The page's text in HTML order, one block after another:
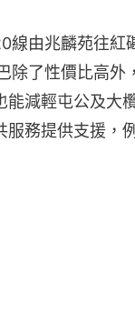
線由兆麟苑往紅
除了性價比高外
減輕屯公及大
務提供支援，